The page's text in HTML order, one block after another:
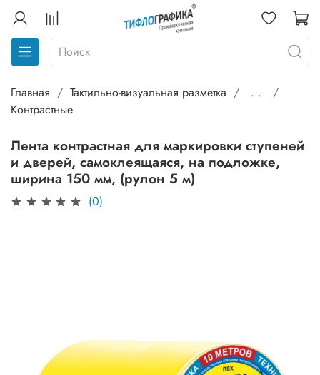
Главная Тактильно-визуальная разметка
...
Контрастные
Лента контрастная для маркировки ступеней
и дверей, самоклеящаяся, на подложке,
ширина 150 мм, (рулон 5 м)
(0)